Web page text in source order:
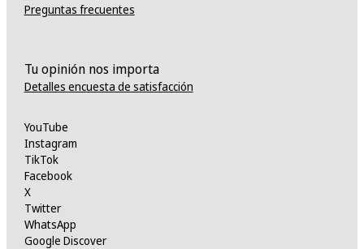
Preguntas frecuentes
Tu opinión nos importa
Detalles encuesta de satisfacción
YouTube
Instagram
TikTok
Facebook
X
Twitter
WhatsApp
Google Discover